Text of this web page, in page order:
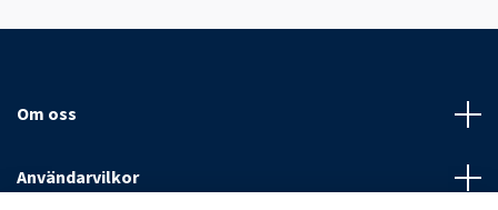
Om oss
Användarvilkor